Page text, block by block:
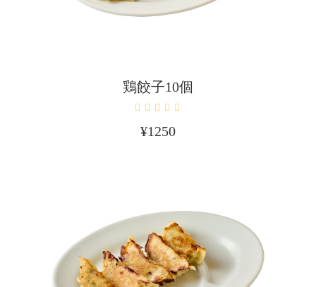
鶏餃子10個
¥1250